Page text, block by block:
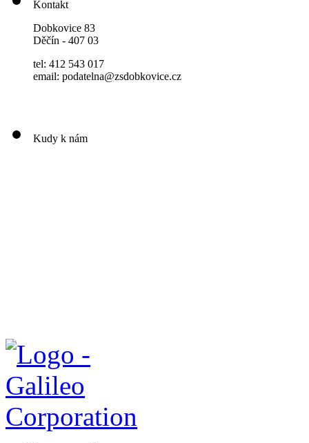
Kontakt
Dobkovice 83
Děčín - 407 03
tel: 412 543 017
email: podatelna@zsdobkovice.cz
Kudy k nám